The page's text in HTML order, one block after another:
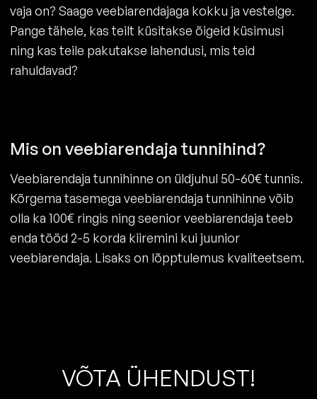
vaja on? Saage veebiarendajaga kokku ja vestelge.
Pange tähele, kas teilt küsitakse õigeid küsimusi
ning kas teile pakutakse lahendusi, mis teid
rahuldavad?
Mis on veebiarendaja tunnihind?
Veebiarendaja tunnihinne on üldjuhul 50-60€ tunnis.
Kõrgema tasemega veebiarendaja tunnihinne võib
olla ka 100€ ringis ning seenior veebiarendaja teeb
enda tööd 2-5 korda kiiremini kui juunior
veebiarendaja. Lisaks on lõpptulemus kvaliteetsem.
ÕTA ÜHENDUST!